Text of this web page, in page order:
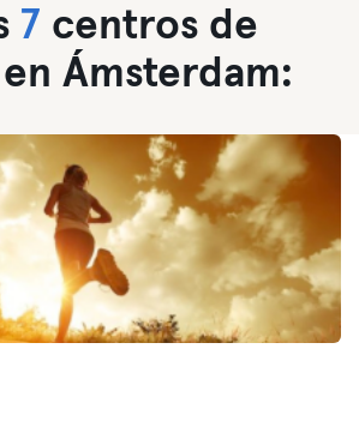
7 centros de
en Ámsterdam: